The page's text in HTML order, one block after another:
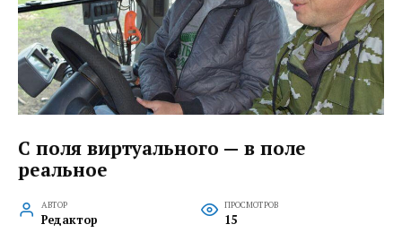
С поля виртуального — в поле
реальное
АВТОР
Редактор
ПРОСМОТРОВ
15